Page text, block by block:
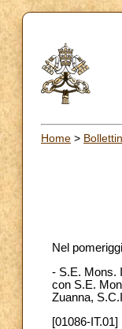
Home >
Nel
- S.E. Mons.
con S.E.
Zuanna,
[01086-IT.01]